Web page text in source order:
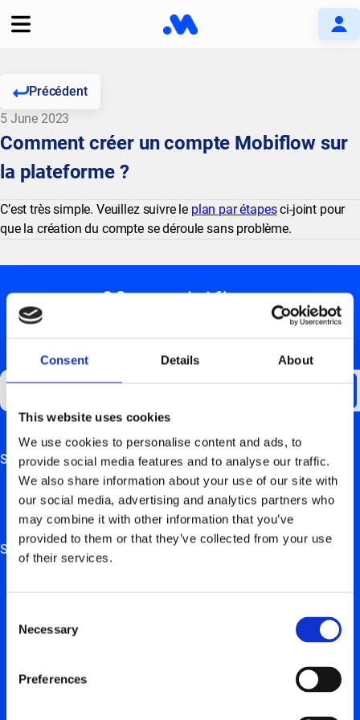
Consent Details About
This website uses cookies
We use cookies to personalise content and ads, to
provide social media features and to analyse our traffic.
We also share information about your use of our site with
our social media, advertising and analytics partners who
may combine it with other information that you’ve
provided to them or that they’ve collected from your use
of their services.
Selection
Necessary
Preferences
Précédent
5 June 2023
Comment créer un compte Mobiflow sur
la plateforme ?
C’est très simple. Veuillez suivre le plan par étapesci-joint pour
que la création du compte se déroule sans problème.
RESTEZ AU COURANT
This field is for validation purposes and should be left
unchanged.
Support
Aperçu de la FAQ
Manuels de matériel
Solutions
Solutions de recharge électrique pour les entreprises et
indépendants
Solutions de recharge électrique pour les promoteurs
immobiliers